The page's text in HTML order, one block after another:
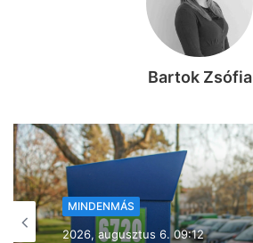
Bartok Zsófia
MINDENMÁS
2026, augusztus 6. 09:04